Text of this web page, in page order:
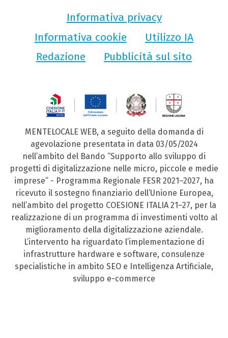
Informativa privacy
Informativa cookie
Utilizzo IA
Redazione
Pubblicità sul sito
MENTELOCALE WEB, a seguito della domanda di
agevolazione presentata in data 03/05/2024
nell’ambito del Bando “Supporto allo sviluppo di
progetti di digitalizzazione nelle micro, piccole e medie
imprese” - Programma Regionale FESR 2021–2027, ha
ricevuto il sostegno finanziario dell’Unione Europea,
nell’ambito del progetto COESIONE ITALIA 21–27, per la
realizzazione di un programma di investimenti volto al
miglioramento della digitalizzazione aziendale.
L’intervento ha riguardato l’implementazione di
infrastrutture hardware e software, consulenze
specialistiche in ambito SEO e Intelligenza Artificiale,
sviluppo e-commerce